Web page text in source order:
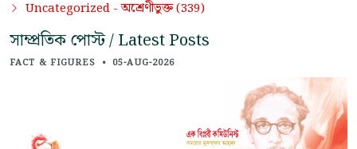
Uncategorized -অশ্রেণীভুক্ত(339)
সাম্প্রতিক পোস্ট / Latest Posts
FACT & FIGURES • 05-AUG-2026